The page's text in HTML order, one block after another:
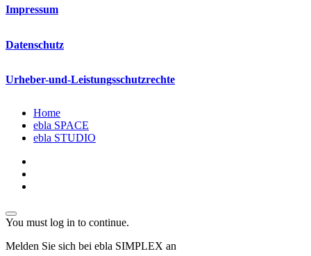
Impressum
Datenschutz
Urheber-und-Leistungsschutzrechte
Close
Menu
Home
ebla SPACE
ebla STUDIO
You must log in to continue.
Melden Sie sich bei ebla SIMPLEX an